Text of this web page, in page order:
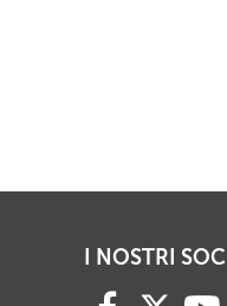
I NOSTRI